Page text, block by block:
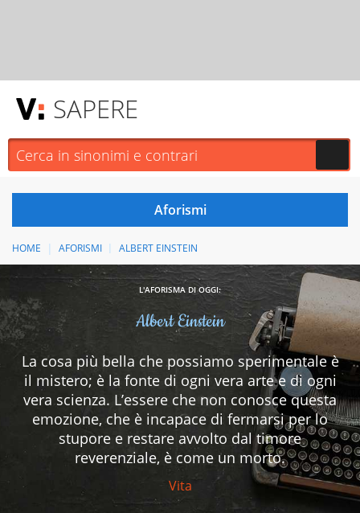
SAPERE
HOME AFORISMI ALBERT EINSTEIN
L'AFORISMA DI OGGI:
Albert Einstein
La cosa più bella che possiamo sperimentale è
il mistero; è la fonte di ogni vera arte e di ogni
vera scienza. L’essere che non conosce questa
emozione, che è incapace di fermarsi per lo
stupore e restare avvolto dal timore
reverenziale, è come un morto.
Vita